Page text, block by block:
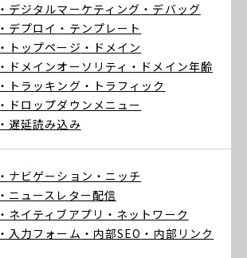
・デジタルマーケティング ・デバッグ
・デプロイ ・テンプレート
・トップページ ・ドメイン
・ドメインオーソリティ ・ドメイン年齢
・トラッキング ・トラフィック
・ドロップダウンメニュー
・遅延読み込み
・ナビゲーション ・ニッチ
・ニュースレター配信
・ネイティブアプリ ・ネットワーク
・入力フォーム ・内部SEO ・内部リンク